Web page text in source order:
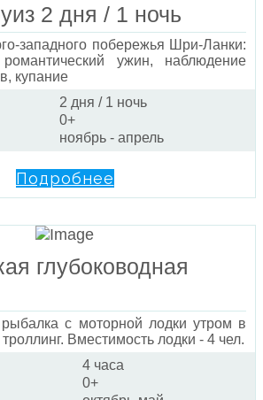
2 дня / 1 ночь
западного побережья Шри-Ланки:
романтический ужин, наблюдение
купание
2 дня / 1 ночь
0+
ноябрь - апрель
Подробнее
глубоководная
с моторной лодки утром в
Вместимость лодки - 4 чел.
4 часа
0+